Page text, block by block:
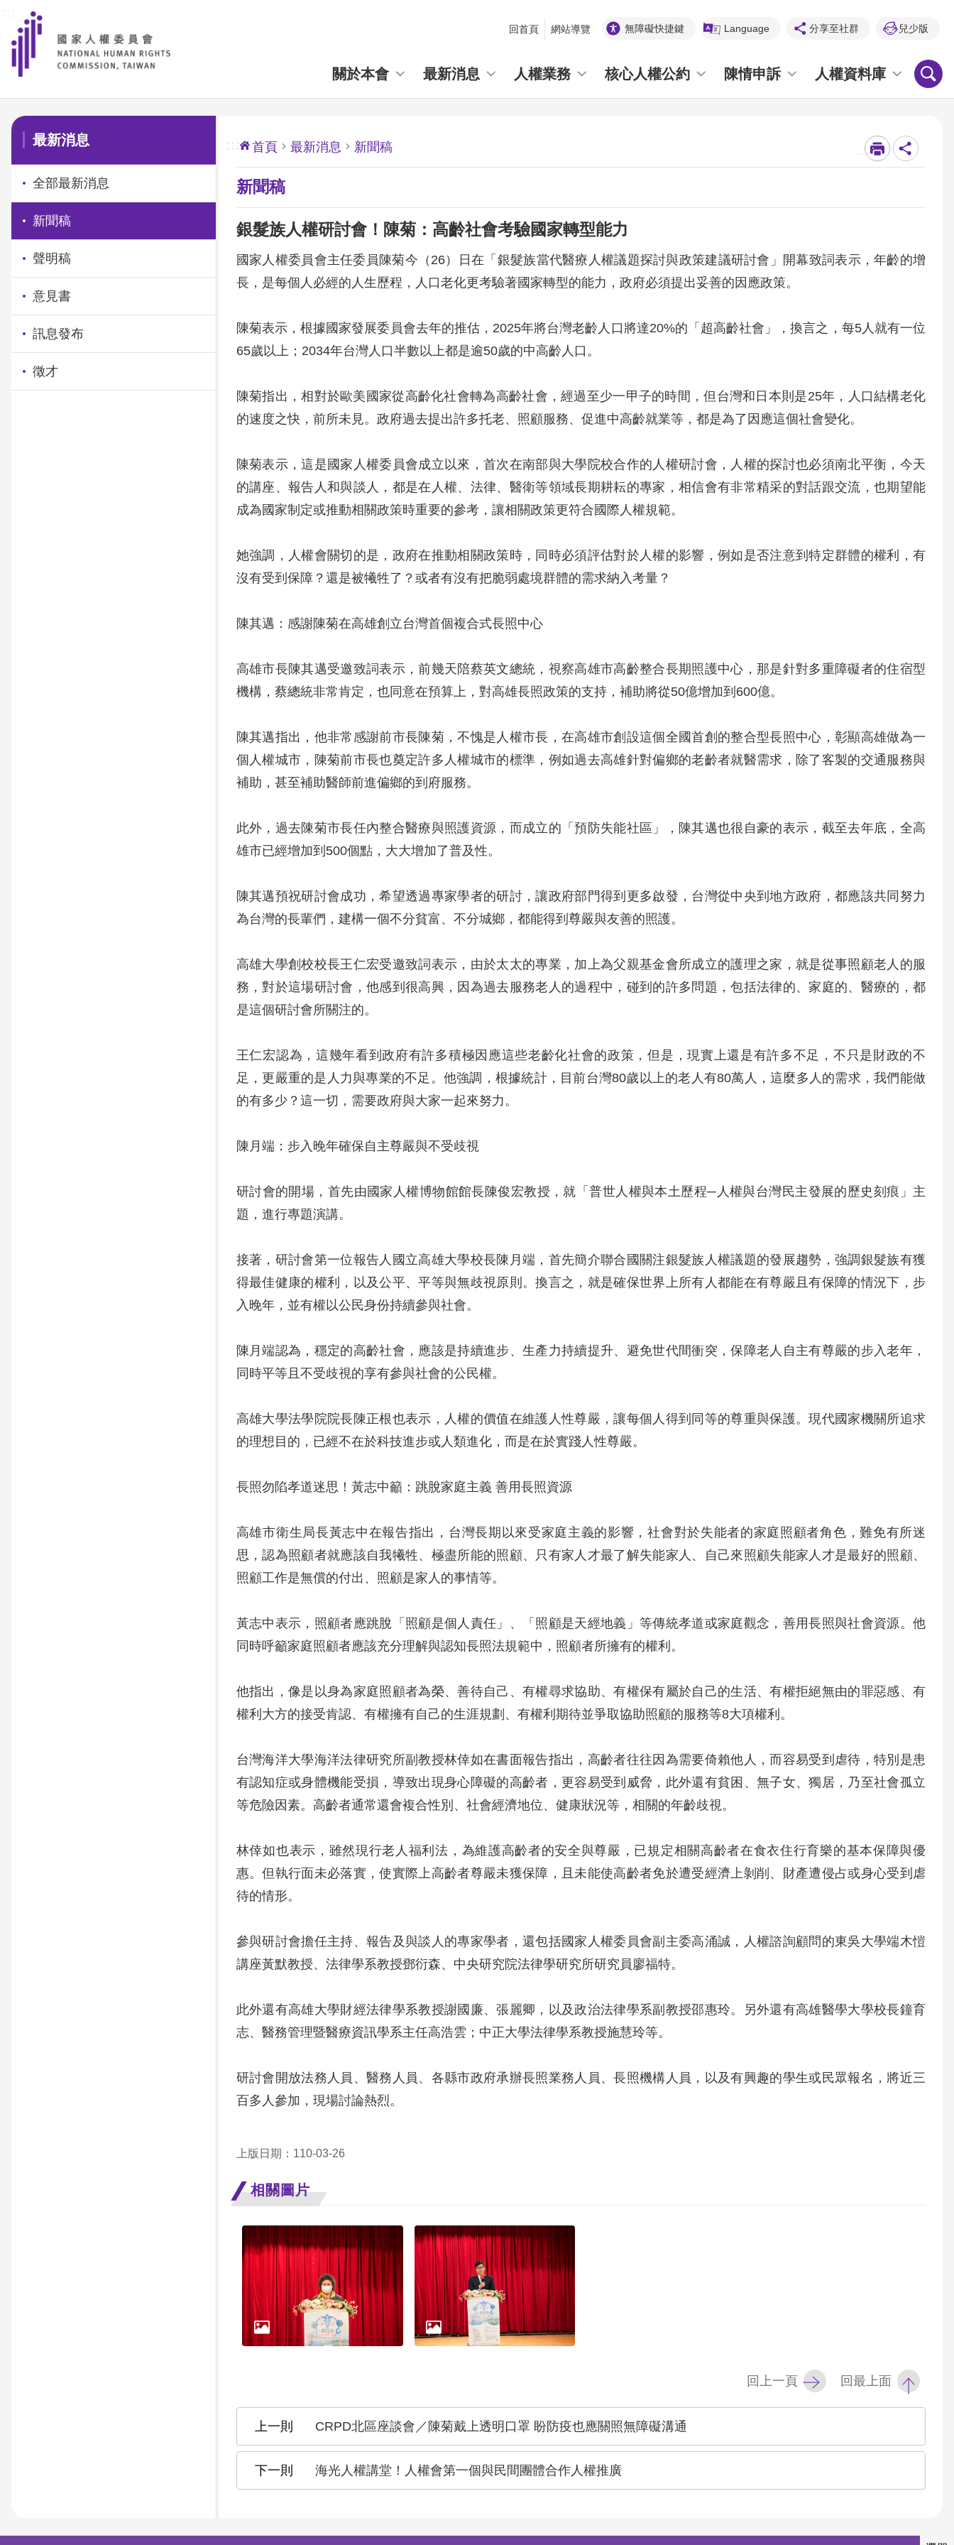
前往主要內容區塊
回首頁 網站導覽 無障礙快捷鍵 Language 分享至社群 兒少版
關於本會 最新消息 人權業務 核心人權公約 陳情申訴 人權資料庫
:::
最新消息
全部最新消息
新聞稿
聲明稿
意見書
訊息發布
徵才
::: 首頁 最新消息 新聞稿
新聞稿
銀髮族人權研討會！陳菊：高齡社會考驗國家轉型能力
國家人權委員會主任委員陳菊今（26）日在「銀髮族當代醫療人權議題探討與政策建議研討會」開幕致詞表示，年齡的增
長，是每個人必經的人生歷程，人口老化更考驗著國家轉型的能力，政府必須提出妥善的因應政策。
陳菊表示，根據國家發展委員會去年的推估，2025年將台灣老齡人口將達20%的「超高齡社會」，換言之，每5人就有一位
65歲以上；2034年台灣人口半數以上都是逾50歲的中高齡人口。
陳菊指出，相對於歐美國家從高齡化社會轉為高齡社會，經過至少一甲子的時間，但台灣和日本則是25年，人口結構老化
的速度之快，前所未見。政府過去提出許多托老、照顧服務、促進中高齡就業等，都是為了因應這個社會變化。
陳菊表示，這是國家人權委員會成立以來，首次在南部與大學院校合作的人權研討會，人權的探討也必須南北平衡，今天
的講座、報告人和與談人，都是在人權、法律、醫衛等領域長期耕耘的專家，相信會有非常精采的對話跟交流，也期望能
成為國家制定或推動相關政策時重要的參考，讓相關政策更符合國際人權規範。
她強調，人權會關切的是，政府在推動相關政策時，同時必須評估對於人權的影響，例如是否注意到特定群體的權利，有
沒有受到保障？還是被犧牲了？或者有沒有把脆弱處境群體的需求納入考量？
陳其邁：感謝陳菊在高雄創立台灣首個複合式長照中心
高雄市長陳其邁受邀致詞表示，前幾天陪蔡英文總統，視察高雄市高齡整合長期照護中心，那是針對多重障礙者的住宿型
機構，蔡總統非常肯定，也同意在預算上，對高雄長照政策的支持，補助將從50億增加到600億。
陳其邁指出，他非常感謝前市長陳菊，不愧是人權市長，在高雄市創設這個全國首創的整合型長照中心，彰顯高雄做為一
個人權城市，陳菊前市長也奠定許多人權城市的標準，例如過去高雄針對偏鄉的老齡者就醫需求，除了客製的交通服務與
補助，甚至補助醫師前進偏鄉的到府服務。
此外，過去陳菊市長任內整合醫療與照護資源，而成立的「預防失能社區」，陳其邁也很自豪的表示，截至去年底，全高
雄市已經增加到500個點，大大增加了普及性。
陳其邁預祝研討會成功，希望透過專家學者的研討，讓政府部門得到更多啟發，台灣從中央到地方政府，都應該共同努力
為台灣的長輩們，建構一個不分貧富、不分城鄉，都能得到尊嚴與友善的照護。
高雄大學創校校長王仁宏受邀致詞表示，由於太太的專業，加上為父親基金會所成立的護理之家，就是從事照顧老人的服
務，對於這場研討會，他感到很高興，因為過去服務老人的過程中，碰到的許多問題，包括法律的、家庭的、醫療的，都
是這個研討會所關注的。
王仁宏認為，這幾年看到政府有許多積極因應這些老齡化社會的政策，但是，現實上還是有許多不足，不只是財政的不
足，更嚴重的是人力與專業的不足。他強調，根據統計，目前台灣80歲以上的老人有80萬人，這麼多人的需求，我們能做
的有多少？這一切，需要政府與大家一起來努力。
陳月端：步入晚年確保自主尊嚴與不受歧視
研討會的開場，首先由國家人權博物館館長陳俊宏教授，就「普世人權與本土歷程─人權與台灣民主發展的歷史刻痕」主
題，進行專題演講。
接著，研討會第一位報告人國立高雄大學校長陳月端，首先簡介聯合國關注銀髮族人權議題的發展趨勢，強調銀髮族有獲
得最佳健康的權利，以及公平、平等與無歧視原則。換言之，就是確保世界上所有人都能在有尊嚴且有保障的情況下，步
入晚年，並有權以公民身份持續參與社會。
陳月端認為，穩定的高齡社會，應該是持續進步、生產力持續提升、避免世代間衝突，保障老人自主有尊嚴的步入老年，
同時平等且不受歧視的享有參與社會的公民權。
高雄大學法學院院長陳正根也表示，人權的價值在維護人性尊嚴，讓每個人得到同等的尊重與保護。現代國家機關所追求
的理想目的，已經不在於科技進步或人類進化，而是在於實踐人性尊嚴。
長照勿陷孝道迷思！黃志中籲：跳脫家庭主義 善用長照資源
高雄市衛生局長黃志中在報告指出，台灣長期以來受家庭主義的影響，社會對於失能者的家庭照顧者角色，難免有所迷
思，認為照顧者就應該自我犧牲、極盡所能的照顧、只有家人才最了解失能家人、自己來照顧失能家人才是最好的照顧、
照顧工作是無償的付出、照顧是家人的事情等。
黃志中表示，照顧者應跳脫「照顧是個人責任」、「照顧是天經地義」等傳統孝道或家庭觀念，善用長照與社會資源。他
同時呼籲家庭照顧者應該充分理解與認知長照法規範中，照顧者所擁有的權利。
他指出，像是以身為家庭照顧者為榮、善待自己、有權尋求協助、有權保有屬於自己的生活、有權拒絕無由的罪惡感、有
權利大方的接受肯認、有權擁有自己的生涯規劃、有權利期待並爭取協助照顧的服務等8大項權利。
台灣海洋大學海洋法律研究所副教授林倖如在書面報告指出，高齡者往往因為需要倚賴他人，而容易受到虐待，特別是患
有認知症或身體機能受損，導致出現身心障礙的高齡者，更容易受到威脅，此外還有貧困、無子女、獨居，乃至社會孤立
等危險因素。高齡者通常還會複合性別、社會經濟地位、健康狀況等，相關的年齡歧視。
林倖如也表示，雖然現行老人福利法，為維護高齡者的安全與尊嚴，已規定相關高齡者在食衣住行育樂的基本保障與優
惠。但執行面未必落實，使實際上高齡者尊嚴未獲保障，且未能使高齡者免於遭受經濟上剝削、財產遭侵占或身心受到虐
待的情形。
參與研討會擔任主持、報告及與談人的專家學者，還包括國家人權委員會副主委高涌誠，人權諮詢顧問的東吳大學端木愷
講座黃默教授、法律學系教授鄧衍森、中央研究院法律學研究所研究員廖福特。
此外還有高雄大學財經法律學系教授謝國廉、張麗卿，以及政治法律學系副教授邵惠玲。另外還有高雄醫學大學校長鐘育
志、醫務管理暨醫療資訊學系主任高浩雲；中正大學法律學系教授施慧玲等。
研討會開放法務人員、醫務人員、各縣市政府承辦長照業務人員、長照機構人員，以及有興趣的學生或民眾報名，將近三
百多人參加，現場討論熱烈。
上版日期：110-03-26
相關圖片
回上一頁 回最上面
CRPD北區座談會／陳菊戴上透明口罩 盼防疫也應關照無障礙溝通
海光人權講堂！人權會第一個與民間團體合作人權推廣